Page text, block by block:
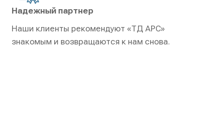
Надежный партнер
Наши клиенты рекомендуют «ТД АРС»
знакомым и возвращаются к нам снова.